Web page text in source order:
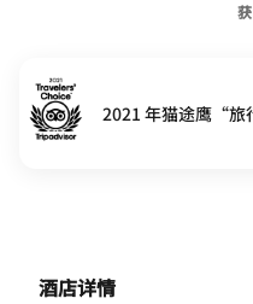
2021 年猫途鹰“
酒店详情